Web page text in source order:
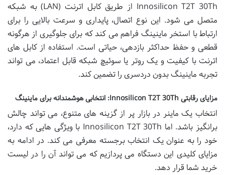
Innosilicon T2T 30Th از طریق کابل اترنت (LAN) به شبکه
متصل می شود. این نوع اتصال، پایداری و سرعت بالایی را برای
ارتباط با استخر ماینینگ فراهم می کند که برای جلوگیری از هرگونه
قطعی و حفظ حداکثر بازدهی، حیاتی است. استفاده از کابل های
اترنت با کیفیت و یک روتر یا سوئیچ شبکه قابل اعتماد، می تواند
تجربه ماینینگ بدون دردسری را تضمین کند.
مزایای رقابتی Innosilicon T2T 30Th: انتخابی هوشمندانه برای ماینینگ
انتخاب یک ماینر در بازار پر از گزینه های متنوع، می تواند چالش
برانگیز باشد. اما Innosilicon T2T 30Th با ویژگی هایی که دارد،
خود را به عنوان یک انتخاب برجسته معرفی می کند. در ادامه به
مزایای کلیدی این دستگاه می پردازیم که می تواند آن را در لیست
خرید شما قرار دهد.